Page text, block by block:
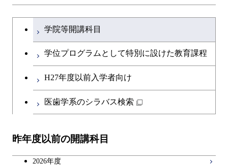
原子核工学コース
知能情報コース
ライフエンジニアリングコ
ース
コース
都市・環境学コース
コース
都市・環境学コース
開閉
エネルギーコース
エンジニアリングデザイン
社会・人間科学コース
イノベーション科学系
イノベーション科学コース
技術経営専門職学位課程
開閉
技術経営専門職学位課程
専門科目
文系教養科目
英語科目
第二外国語科目
キャリア科目
大学院課程を切り替える
学院等開講科目
学位プログラムとして特別に設けた教育課程
H27年度以前入学者向け
医歯学系のシラバス検索
昨年度以前の開講科目
2026年度